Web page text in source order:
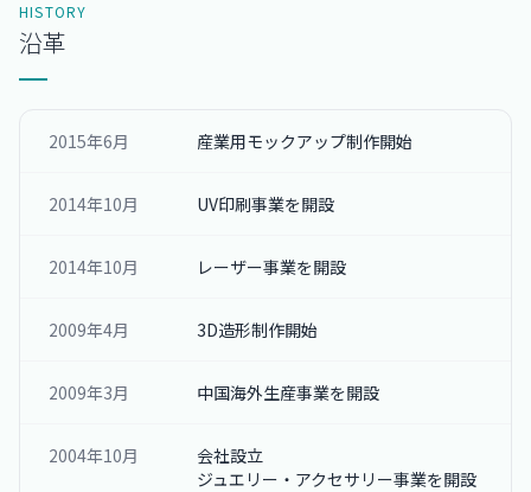
HISTORY
沿革
2015年6月 産業用モックアップ制作開始
2014年10月 UV印刷事業を開設
2014年10月 レーザー事業を開設
2009年4月 3D造形制作開始
2009年3月 中国海外生産事業を開設
2004年10月
会社設立
ジュエリー・アクセサリー事業を開設